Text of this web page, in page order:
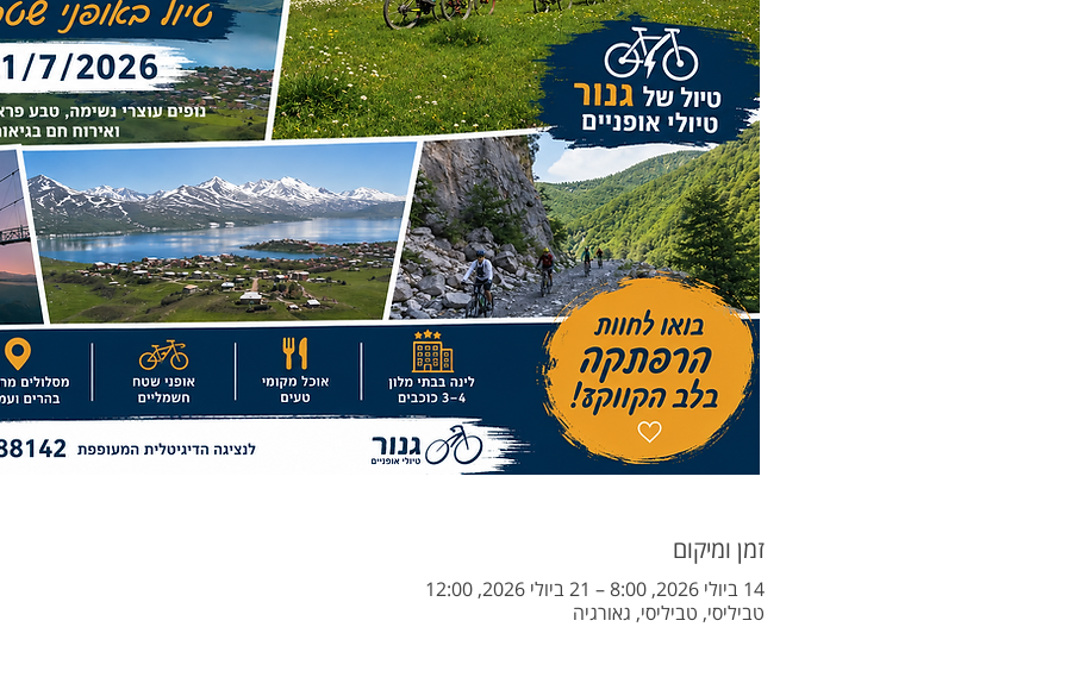
זמן ומיקום
14 ביולי 2026, 8:00 – 21 ביולי 2026, 12:00
טביליסי, טביליסי, גאורגיה